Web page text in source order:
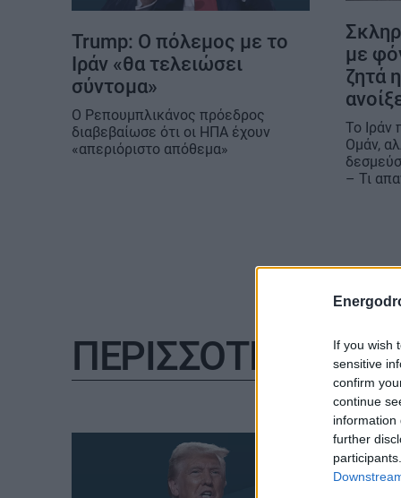
If you wish
sensitive
confirm
continue
information
further
Trump: Ο πόλεμος με το
Ιράν «θα τελειώσει
σύντομα»
O Ρεπουμπλικάνος πρόεδρος
διαβεβαίωσε ότι οι ΗΠΑ έχουν
«απεριόριστο απόθεμα»
με
ζητά
Το Ιράν
Ομάν,
– Τι
ΠΕΡΙΣΣΟΤΕΡΑ